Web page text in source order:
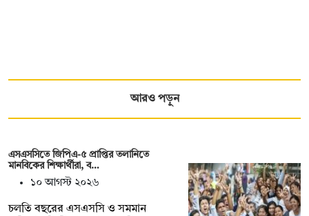
আরও পড়ুন
এসএসসিতে জিপিএ-৫ প্রাপ্তির তলানিতে
মানবিকের শিক্ষার্থীরা, ব…
১০ আগস্ট ২০২৬
চলতি বছরের এসএসসি ও সমমান